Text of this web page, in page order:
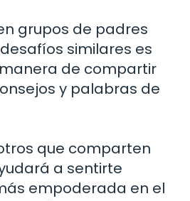
grupos de padres
similares es
de compartir
y palabras de
que comparten
a sentirte
empoderada en el